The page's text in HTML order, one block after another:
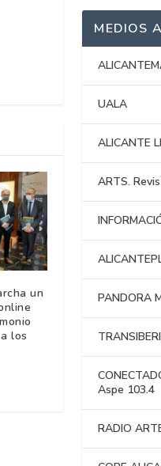
un
los
MEDIOS
UALA
ALICANTE
ARTS.
PANDORA
Aspe 103.4
RADIO